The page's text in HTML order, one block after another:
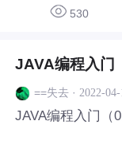
博客，接下来的
8%基本都是使用
人使用的是
去汉化idea,英文
530
JAVA编程入门
==失去· 2022-
JAVA编程入门（